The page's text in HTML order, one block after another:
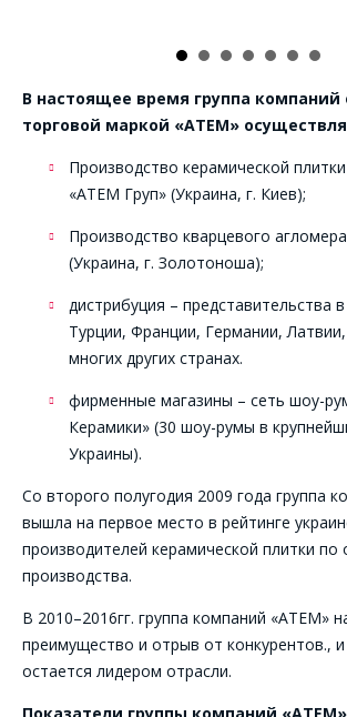
В настоящее время группа
торговой маркой «АТЕМ»
Производство керамической
«АТЕМ Груп» (Украина, г. Киев);
Производство кварцевого
(Украина, г. Золотоноша);
дистрибуция – представительства
Турции, Франции, Германии,
многих других странах.
фирменные магазины – сеть шоу-
Керамики» (30 шоу-румы в
Украины).
Со второго полугодия 2009 года группа
вышла на первое место в рейтинге
производителей керамической плитки
производства.
В 2010–2016гг. группа компаний «АТЕМ»
преимущество и отрыв от конкурентов.,
остается лидером отрасли.